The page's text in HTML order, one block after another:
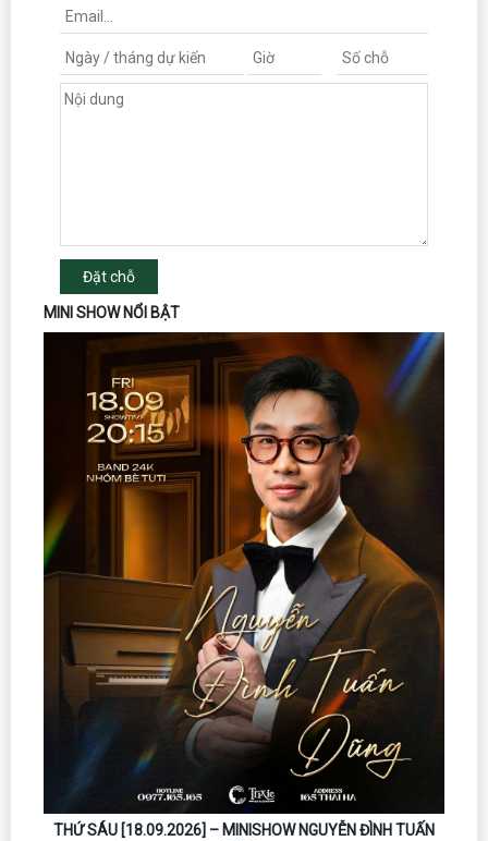
Đặt chỗ
MINI SHOW NỔI BẬT
THỨ SÁU [18.09.2026] – MINISHOW NGUYỄN ĐÌNH TUẤN